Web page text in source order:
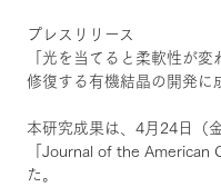
プレスリリース
「光を当てると柔軟性が
修復する有機結晶の開発に
本研究成果は、4月24日（
「Journal of the American
た。